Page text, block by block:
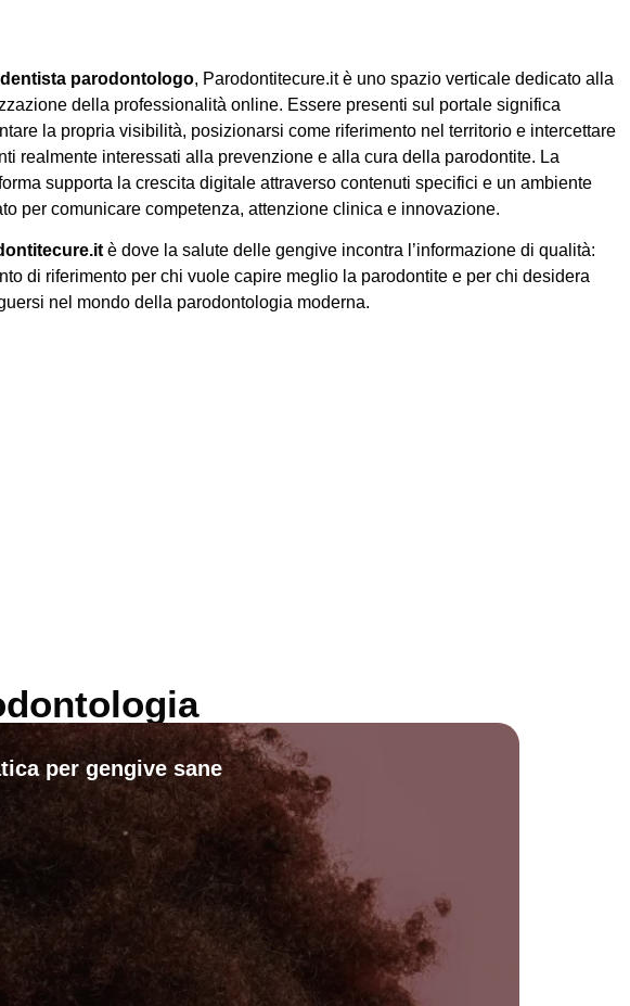
dentista parodontologo, Parodontitecure.it è uno spazio verticale dedicato alla
della professionalità online. Essere presenti sul portale significa
la propria visibilità, posizionarsi come riferimento nel territorio e intercettare
realmente interessati alla prevenzione e alla cura della parodontite. La
supporta la crescita digitale attraverso contenuti specifici e un ambiente
per comunicare competenza, attenzione clinica e innovazione.
è dove la salute delle gengive incontra l’informazione di qualità:
di riferimento per chi vuole capire meglio la parodontite e per chi desidera
nel mondo della parodontologia moderna.
per gengive sane